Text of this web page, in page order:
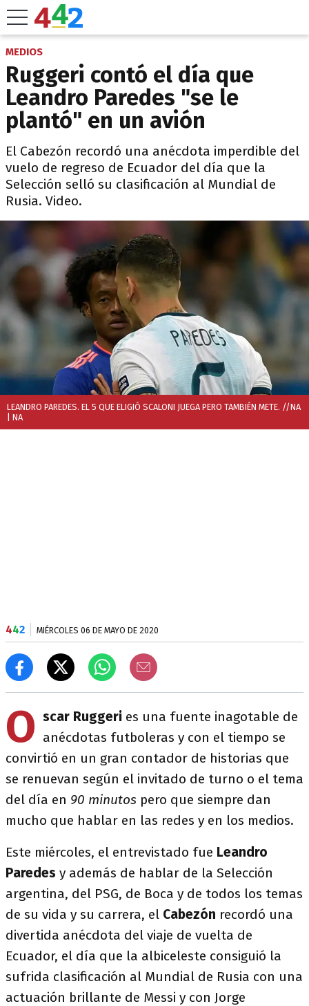
MEDIOS
Ruggeri contó el día que
Leandro Paredes "se le
plantó" en un avión
El Cabezón recordó una anécdota imperdible del
vuelo de regreso de Ecuador del día que la
Selección selló su clasificación al Mundial de
Rusia. Video.
LEANDRO PAREDES. EL 5 QUE ELIGIÓ SCALONI JUEGA PERO TAMBIÉN METE. //NA
| NA
442 MIÉRCOLES 06 DE MAYO DE 2020
O scar Ruggeri es una fuente inagotable de
anécdotas futboleras y con el tiempo se
convirtió en un gran contador de historias que
se renuevan según el invitado de turno o el tema
del día en 90 minutos pero que siempre dan
mucho que hablar en las redes y en los medios.
Este miércoles, el entrevistado fue Leandro
Paredes y además de hablar de la Selección
argentina, del PSG, de Boca y de todos los temas
de su vida y su carrera, el Cabezón recordó una
divertida anécdota del viaje de vuelta de
Ecuador, el día que la albiceleste consiguió la
sufrida clasificación al Mundial de Rusia con una
actuación brillante de Messi y con Jorge